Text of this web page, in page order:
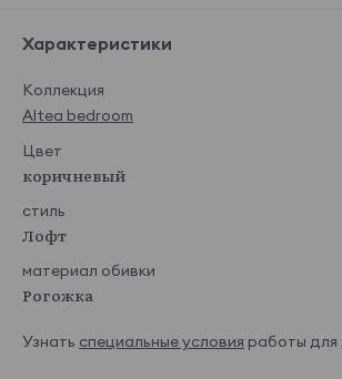
Характеристики
Коллекция
Altea bedroom
Цвет
коричневый
стиль
Лофт
материал обивки
Рогожка
Узнать специальные условия работы для